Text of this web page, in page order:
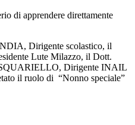
di apprendere direttamente
Dirigente scolastico, il
Lute Milazzo, il Dott.
Dirigente INAIL
il ruolo di “Nonno speciale”